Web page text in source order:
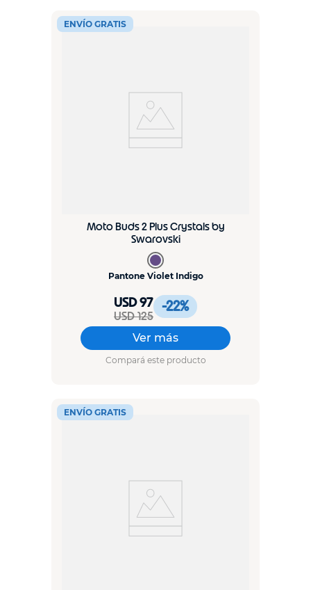
Moto Buds 2 Plus Crystals by
Swarovski
Pantone Violet Indigo
-22%
USD 97
USD 125
Ver más
Compará este producto
ENVÍO GRATIS
ENVÍO GRATIS